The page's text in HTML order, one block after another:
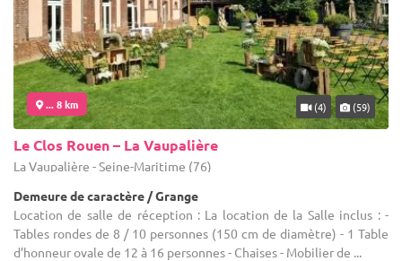
... 8 km (4) (59)
Le Clos Rouen – La Vaupalière
La Vaupalière - Seine-Maritime (76)
Demeure de caractère / Grange
Location de salle de réception : La location de la Salle inclus : -
Tables rondes de 8 / 10 personnes (150 cm de diamètre) - 1 Table
d’honneur ovale de 12 à 16 personnes - Chaises - Mobilier de ...